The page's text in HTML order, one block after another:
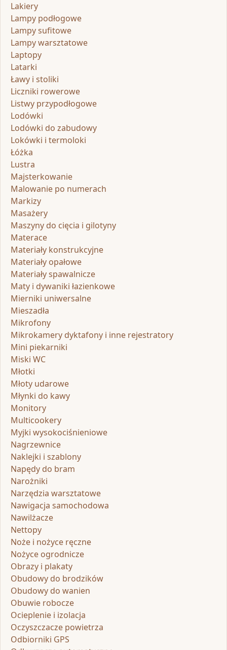
Lakiery
Lampy podłogowe
Lampy sufitowe
Lampy warsztatowe
Laptopy
Latarki
Ławy i stoliki
Liczniki rowerowe
Listwy przypodłogowe
Lodówki
Lodówki do zabudowy
Lokówki i termoloki
Łóżka
Lustra
Majsterkowanie
Malowanie po numerach
Markizy
Masażery
Maszyny do cięcia i gilotyny
Materace
Materiały konstrukcyjne
Materiały opałowe
Materiały spawalnicze
Maty i dywaniki łazienkowe
Mierniki uniwersalne
Mieszadła
Mikrofony
Mikrokamery dyktafony i inne rejestratory
Mini piekarniki
Miski WC
Młotki
Młoty udarowe
Młynki do kawy
Monitory
Multicookery
Myjki wysokociśnieniowe
Nagrzewnice
Naklejki i szablony
Napędy do bram
Narożniki
Narzędzia warsztatowe
Nawigacja samochodowa
Nawilżacze
Nettopy
Noże i nożyce ręczne
Nożyce ogrodnicze
Obrazy i plakaty
Obudowy do brodzików
Obudowy do wanien
Obuwie robocze
Ocieplenie i izolacja
Oczyszczacze powietrza
Odbiorniki GPS